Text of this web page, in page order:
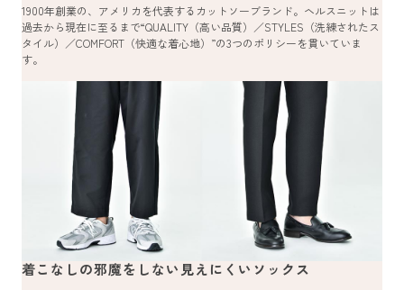
1900年創業の、アメリカを代表するカットソーブランド。ヘルスニットは
過去から現在に至るまで“QUALITY（高い品質）／STYLES（洗練されたス
タイル）／COMFORT（快適な着心地）”の3つのポリシーを貫いていま
す。
着こなしの邪魔をしない見えにくいソックス